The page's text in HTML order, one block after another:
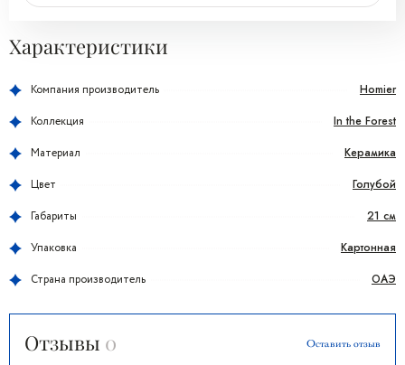
Характеристики
Компания производитель Homier
Коллекция In the Forest
Материал Керамика
Цвет Голубой
Габариты 21 см
Упаковка Картонная
Страна производитель ОАЭ
Отзывы 0 Оставить отзыв